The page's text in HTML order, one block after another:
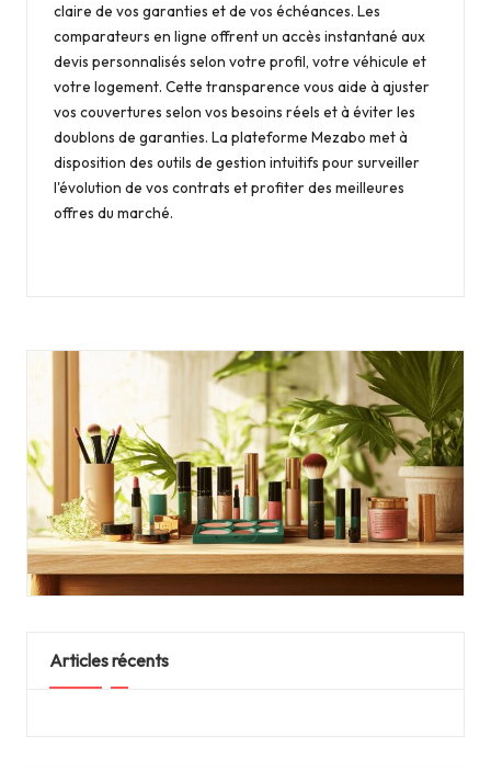
claire de vos garanties et de vos échéances. Les
comparateurs en ligne offrent un accès instantané aux
devis personnalisés selon votre profil, votre véhicule et
votre logement. Cette transparence vous aide à ajuster
vos couvertures selon vos besoins réels et à éviter les
doublons de garanties. La plateforme Mezabo met à
disposition des outils de gestion intuitifs pour surveiller
l'évolution de vos contrats et profiter des meilleures
offres du marché.
Articles récents